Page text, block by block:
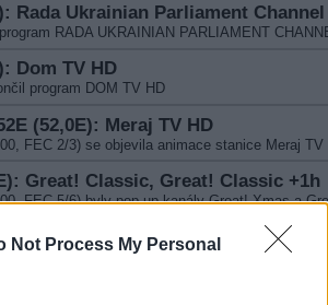
Not Process My Personal
Rada Ukrainian Parliament Channel
RADA UKRAINIAN PARLIAMENT
Dom TV HD
program DOM TV HD
(52,0E): Meraj TV HD
FEC 2/3) se objevila animace stanice Meraj TV
Great! Classic, Great! Classic +1h
FEC 5/6) byly pop up kanály Great! Xmas a
Bursa TV
FEC 2/3, DVB-S2/8PSK) byl program Olay TV